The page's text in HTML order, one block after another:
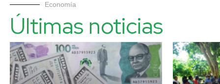
Economía
Últimas noticias